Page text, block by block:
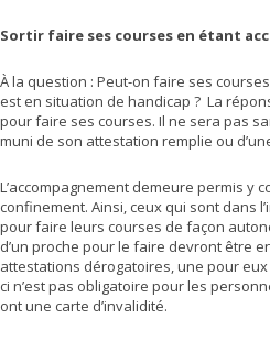
Sortir faire ses courses en étant
À la question : Peut-on faire ses
est en situation de handicap ? La
pour faire ses courses. Il ne sera pas
muni de son attestation remplie ou
L’accompagnement demeure permis y
confinement. Ainsi, ceux qui sont dans
pour faire leurs courses de façon
d’un proche pour le faire devront être
attestations dérogatoires, une pour
ci n’est pas obligatoire pour les
ont une carte d’invalidité.